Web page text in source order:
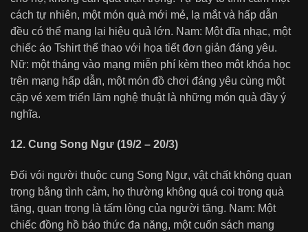
cách tự nhiên, một món quà mới mẻ, lạ mắt và hấp dẫn
đều có thể mang lại hiệu quả lớn. Nam: Một đĩa nhạc, một
chiếc áo Tshirt thể thao với họa tiết đơn giản đáng yêu.
Nữ: một tháng vào mạng miễn phí kèm theo môt khóa học
trên mạng hấp dẫn, một món đồ chơi đáng yêu cùng một
cặp vé xem triển lãm nghệ thuật là những món quà đầy ý
nghĩa.
12. Cung Song Ngư (19/2 – 20/3)
Đối vói người thuộc cung Song Ngư, vật chất không quan
trọng bằng tình cảm, họ thường không quá coi trọng quà
tặng, quan trọng là tấm lòng của người tặng. Nam: Một
chiếc đồng hồ báo thức đa năng, một cuốn sách mang